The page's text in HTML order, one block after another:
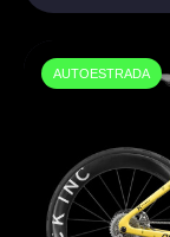
AUTOESTRADA